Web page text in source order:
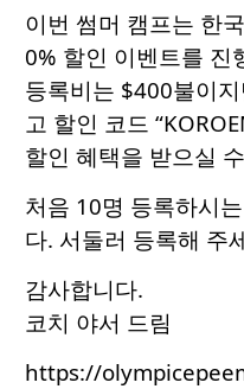
이번 썸머 캠프는 한
0% 할인 이벤트를 진
등록비는 $400불이
고 할인 코드
할인 혜택을 받으실
처음 10명 등록하시
다. 서둘러 등록해 주
감사합니다.
코치 야서 드림
https://